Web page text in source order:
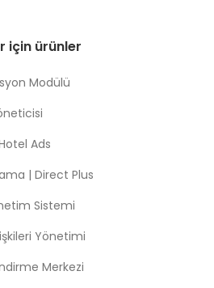
için ürünler
Modülü
Ads
| Direct Plus
Sistemi
Yönetimi
Merkezi